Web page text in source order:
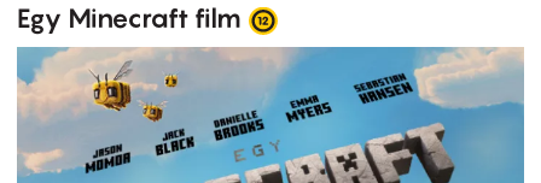
Egy Minecraft film